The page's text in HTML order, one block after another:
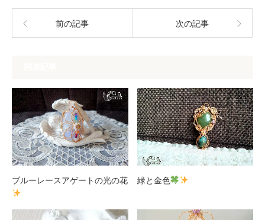
前の記事 次の記事
ブルーレースアゲートの光の花 緑と金色